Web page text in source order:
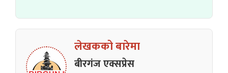
लेखकको बारेमा
बीरगंज एक्सप्रेस